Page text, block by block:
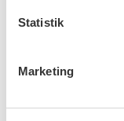
Statistik
Marketing
Flytter
skifter navn